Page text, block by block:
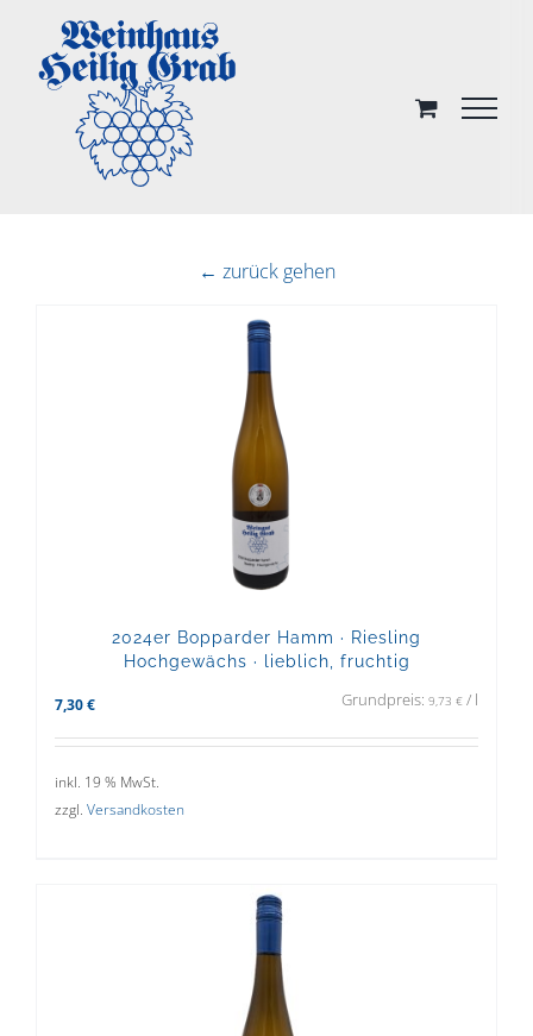
content
← zurück gehen
2024er Bopparder Hamm · Riesling
Hochgewächs · lieblich, fruchtig
7,30 € Grundpreis: 9,73 € / l
inkl. 19 % MwSt.
zzgl. Versandkosten